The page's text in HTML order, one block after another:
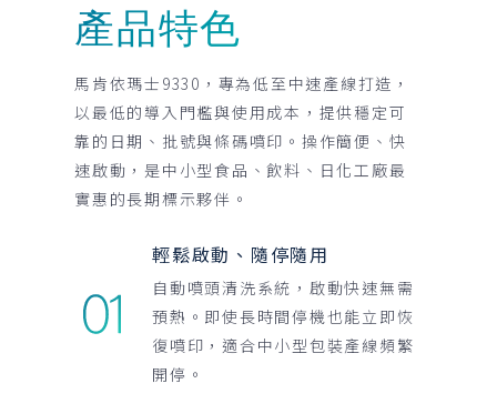
產品特色
馬肯依瑪士9330，專為低至中速產線打造，
以最低的導入門檻與使用成本，提供穩定可
靠的日期、批號與條碼噴印。操作簡便、快
速啟動，是中小型食品、飲料、日化工廠最
實惠的長期標示夥伴。
輕鬆啟動、隨停隨用
自動噴頭清洗系統，啟動快速無需
預熱。即使長時間停機也能立即恢
復噴印，適合中小型包裝產線頻繁
開停。